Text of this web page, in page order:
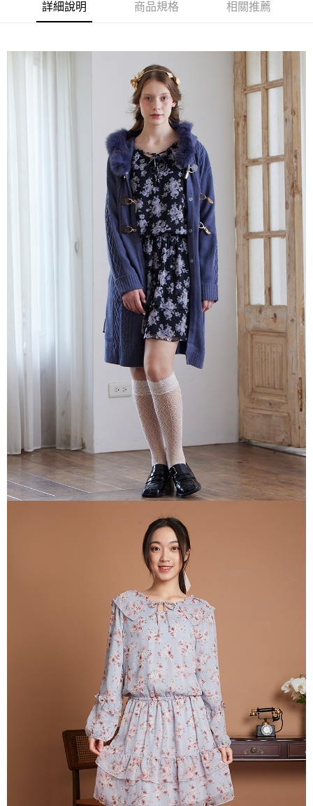
運送方式
每筆NT$80，滿NT$2,000(含以上)免運費
每筆NT$80，滿NT$2,000(含以上)免運費
每筆NT$80，滿NT$2,000(含以上)免運費
每筆NT$80，滿NT$2,000(含以上)免運費
每筆NT$100，滿NT$2,000(含以上)免運費
詳細說明 商品規格 相關推薦